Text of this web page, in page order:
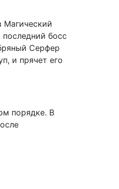
Магический
босс
Серфер
и прячет его
порядке. В